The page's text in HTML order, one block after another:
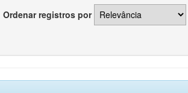
Ordenar registros por